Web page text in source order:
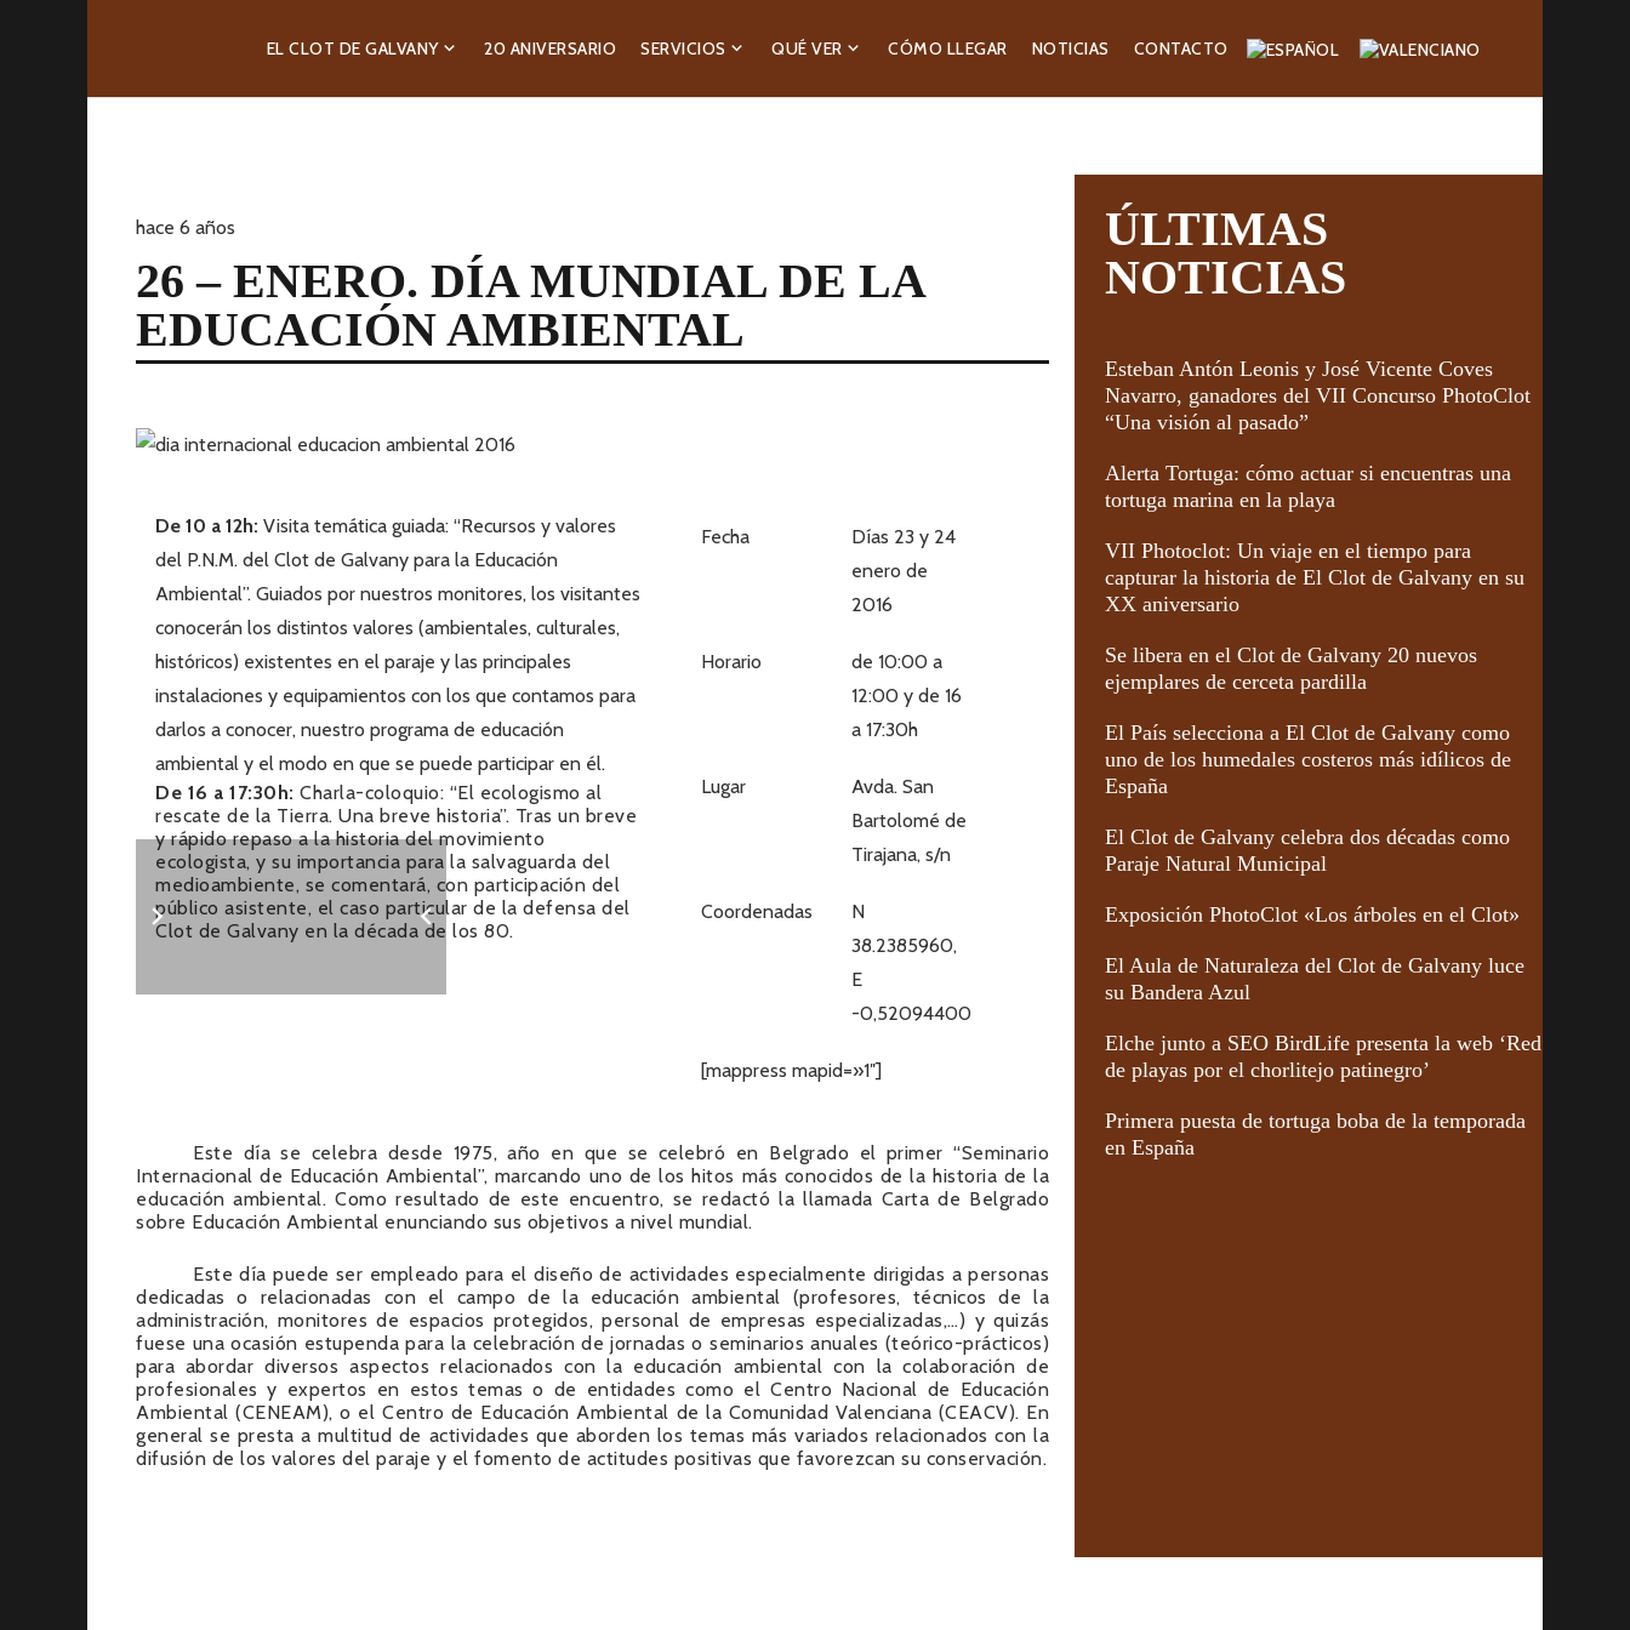
EL CLOT DE GALVANY 20 ANIVERSARIO SERVICIOS QUÉ VER CÓMO LLEGAR NOTICIAS CONTACTO
hace 6 años
26 – ENERO. DÍA MUNDIAL DE LA
EDUCACIÓN AMBIENTAL
De 10 a 12h: Visita temática guiada: “Recursos y valores
del P.N.M. del Clot de Galvany para la Educación
Ambiental”. Guiados por nuestros monitores, los visitantes
conocerán los distintos valores (ambientales, culturales,
históricos) existentes en el paraje y las principales
instalaciones y equipamientos con los que contamos para
darlos a conocer, nuestro programa de educación
ambiental y el modo en que se puede participar en él.
De 16 a 17:30h: Charla-coloquio: “El ecologismo al
rescate de la Tierra. Una breve historia”. Tras un breve
y rápido repaso a la historia del movimiento
ecologista, y su importancia para la salvaguarda del
medioambiente, se comentará, con participación del
público asistente, el caso particular de la defensa del
Clot de Galvany en la década de los 80.
Fecha
Días 23 y 24
enero de
2016
Horario
de 10:00 a
12:00 y de 16
a 17:30h
Lugar
Avda. San
Bartolomé de
Tirajana, s/n
Coordenadas
N
38.2385960,
E
-0,52094400
[mappress mapid=»1″]
Este día se celebra desde 1975, año en que se celebró en Belgrado el primer “Seminario
Internacional de Educación Ambiental”, marcando uno de los hitos más conocidos de la historia de la
educación ambiental. Como resultado de este encuentro, se redactó la llamada Carta de Belgrado
sobre Educación Ambiental enunciando sus objetivos a nivel mundial.
Este día puede ser empleado para el diseño de actividades especialmente dirigidas a personas
dedicadas o relacionadas con el campo de la educación ambiental (profesores, técnicos de la
administración, monitores de espacios protegidos, personal de empresas especializadas,…) y quizás
fuese una ocasión estupenda para la celebración de jornadas o seminarios anuales (teórico-prácticos)
para abordar diversos aspectos relacionados con la educación ambiental con la colaboración de
profesionales y expertos en estos temas o de entidades como el Centro Nacional de Educación
Ambiental (CENEAM), o el Centro de Educación Ambiental de la Comunidad Valenciana (CEACV). En
general se presta a multitud de actividades que aborden los temas más variados relacionados con la
difusión de los valores del paraje y el fomento de actitudes positivas que favorezcan su conservación.
ÚLTIMAS
NOTICIAS
Esteban Antón Leonis y José Vicente Coves
Navarro, ganadores del VII Concurso PhotoClot
“Una visión al pasado”
Alerta Tortuga: cómo actuar si encuentras una
tortuga marina en la playa
VII Photoclot: Un viaje en el tiempo para
capturar la historia de El Clot de Galvany en su
XX aniversario
Se libera en el Clot de Galvany 20 nuevos
ejemplares de cerceta pardilla
El País selecciona a El Clot de Galvany como
uno de los humedales costeros más idílicos de
España
El Clot de Galvany celebra dos décadas como
Paraje Natural Municipal
Exposición PhotoClot «Los árboles en el Clot»
El Aula de Naturaleza del Clot de Galvany luce
su Bandera Azul
Elche junto a SEO BirdLife presenta la web ‘Red
de playas por el chorlitejo patinegro’
Primera puesta de tortuga boba de la temporada
en España